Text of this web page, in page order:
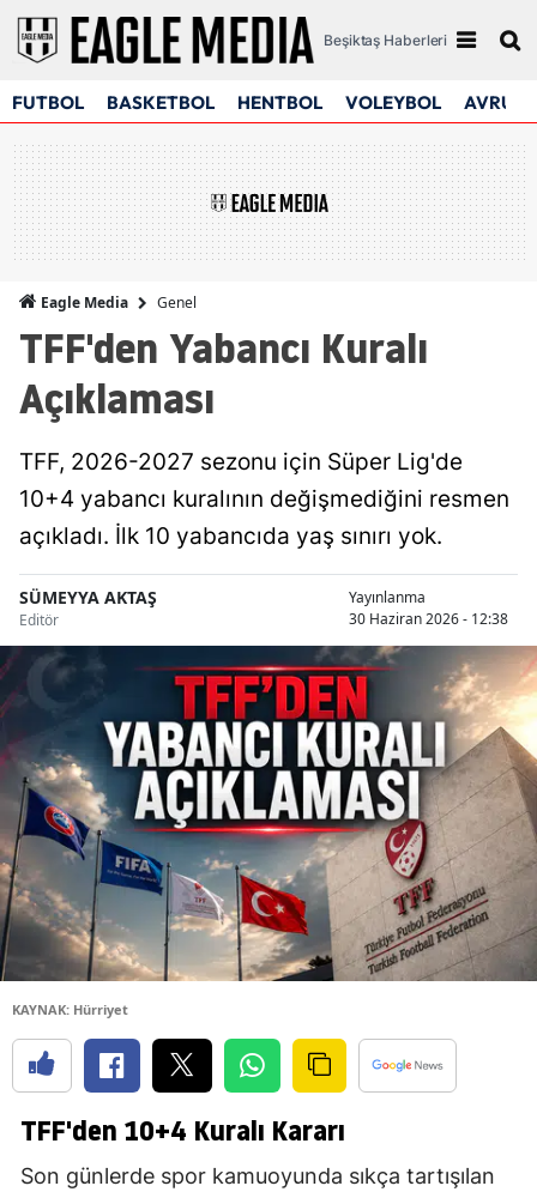
Beşiktaş Haberleri
FUTBOL BASKETBOL HENTBOL VOLEYBOL
Eagle Media Genel
TFF'den Yabancı Kuralı
Açıklaması
TFF, 2026-2027 sezonu için Süper Lig'de
10+4 yabancı kuralının değişmediğini resmen
açıkladı. İlk 10 yabancıda yaş sınırı yok.
SÜMEYYA AKTAŞ
Editör
Yayınlanma
30 Haziran 2026 - 12:38
KAYNAK: Hürriyet
TFF'den 10+4 Kuralı Kararı
Son günlerde spor kamuoyunda sıkça tartışılan